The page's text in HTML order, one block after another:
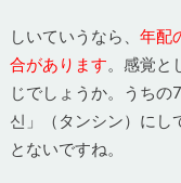
しいていうなら、 年配
合があります 。感覚
じでしょうか。うち
신」（タンシン）にし
とないですね。